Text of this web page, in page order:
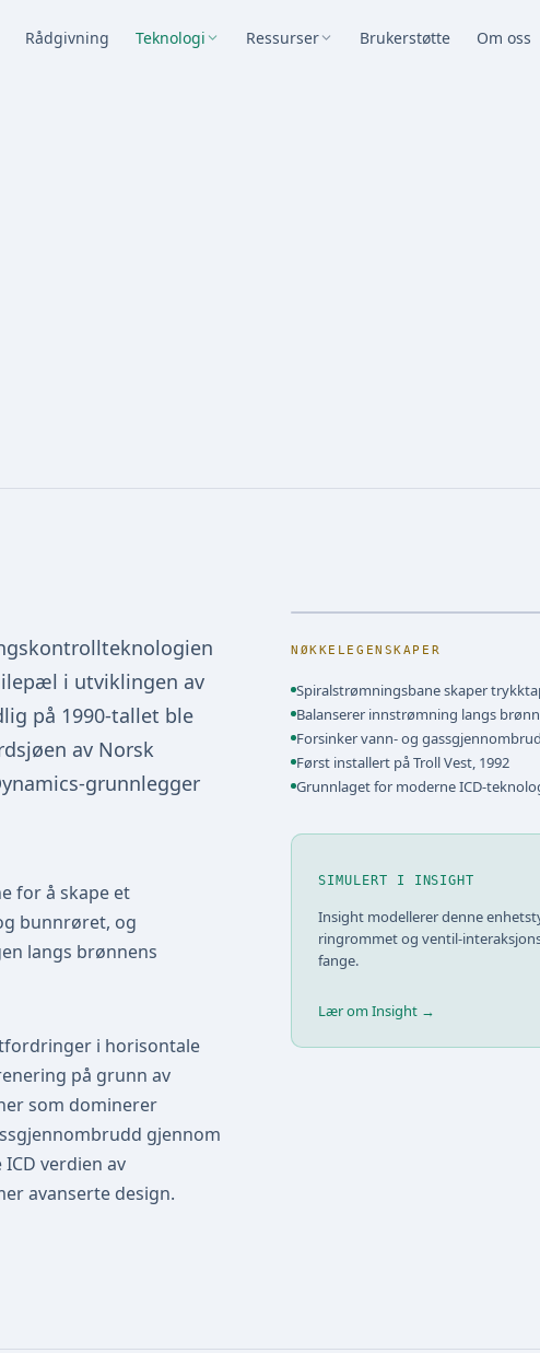
Rådgivning Teknologi Ressurser Brukerstøtte Om oss
i utviklingen av
på 1990-tallet ble
av Norsk
grunnlegger
for å skape et
bunnrøret, og
langs brønnens
i horisontale
på grunn av
som dominerer
gjennom
verdien av
avanserte design.
NØKKELEGENSKAPER
Spiralstrømningsbane skaper
Balanserer innstrømning langs
Forsinker vann- og
Først installert på Troll Vest, 1992
Grunnlaget for moderne ICD-
SIMULERT I INSIGHT
Insight modellerer denne
ringrommet og ventil-
fange.
Lær om Insight →